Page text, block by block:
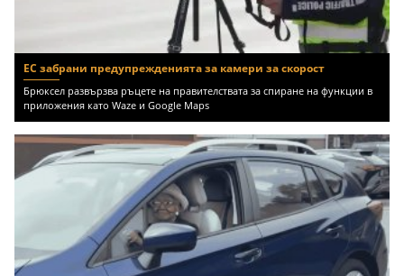
ЕС забрани предупрежденията за камери за скорост
Брюксел развързва ръцете на правителствата за спиране на функции в
приложения като Waze и Google Maps